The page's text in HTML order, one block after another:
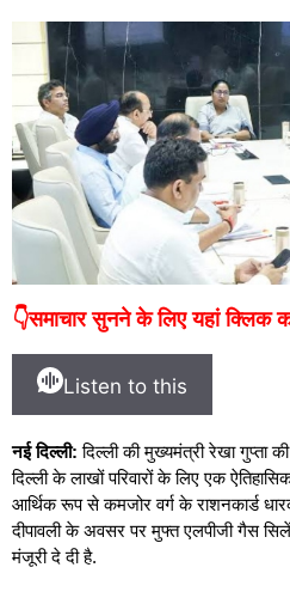
👇समाचार सुनने के लिए यहां क्लिक
Listen to this
नई दिल्ली: दिल्ली की मुख्यमंत्री रेखा गुप्ता
दिल्ली के लाखों परिवारों के लिए एक
आर्थिक रूप से कमजोर वर्ग के राशनकार्ड
दीपावली के अवसर पर मुफ्त एलपीजी गैस
मंजूरी दे दी है.